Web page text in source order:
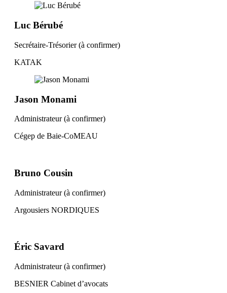
Luc Bérubé
Secrétaire-Trésorier (à confirmer)
KATAK
Jason Monami
Administrateur (à confirmer)
Cégep de Baie-CoMEAU
Bruno Cousin
Administrateur (à confirmer)
Argousiers NORDIQUES
Éric Savard
Administrateur (à confirmer)
BESNIER Cabinet d’avocats